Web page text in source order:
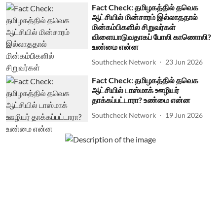
Fact Check: தமிழகத்தில் தவெக
ஆட்சியில் மின்சாரம் இல்லாததால்
மின்கம்பிகளில் சிறுவர்கள்
விளையாடுவதாகப் போலி காணொலி?
உண்மை என்ன
Southcheck Network 23 Jun 2026
Fact Check: தமிழகத்தில் தவெக
ஆட்சியில் டாஸ்மாக் ஊழியர்
தாக்கப்பட்டாரா? உண்மை என்ன
Southcheck Network 19 Jun 2026